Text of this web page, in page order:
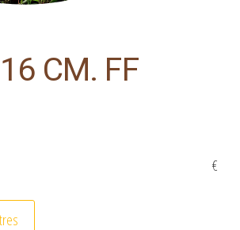
CM. FF
€